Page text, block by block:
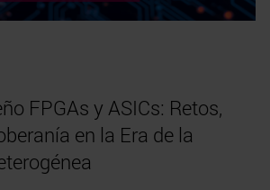
FPGAs y ASICs: Retos,
en la Era de la